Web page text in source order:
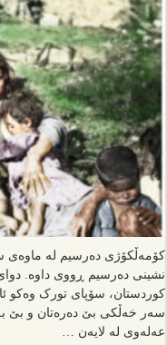
نشینی دەرسیم ڕووی داوە.
کوردستان، سۆپای تورک وەکو
عەلەوی لە لایەن …